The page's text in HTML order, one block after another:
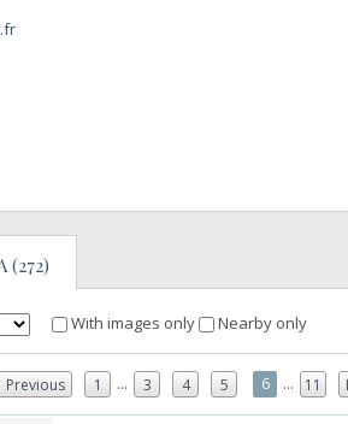
(272)
With images only Nearby only
Previous 1 ... 3 4 5 6 ... 11